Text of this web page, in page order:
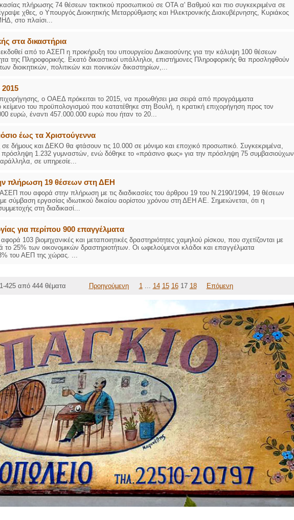
πλήρωσης 74 θέσεων τακτικού προσωπικού σε ΟΤΑ α' Βαθμού και πιο συγκεκριμένα σε
χθες, ο Υπουργός Διοικητικής Μεταρρύθμισης και Ηλεκτρονικής Διακυβέρνησης, Κυριάκος
στο πλαίσι...
στα δικαστήρια
από το ΑΣΕΠ η προκήρυξη του υπουργείου Δικαιοσύνης για την κάλυψη 100 θέσεων
της Πληροφορικής. Εκατό δικαστικοί υπάλληλοι, επιστήμονες Πληροφορικής θα προσληφθούν
διοικητικών, πολιτικών και ποινικών δικαστηρίων,...
ο ΟΑΕΔ πρόκειται το 2015, να προωθήσει μια σειρά από προγράμματα
του προϋπολογισμού που κατατέθηκε στη Βουλή, η κρατική επιχορήγηση προς τον
ευρώ, έναντι 457.000.000 ευρώ που ήταν το 20...
έως τα Χριστούγεννα
δήμους και ΔΕΚΟ θα φτάσουν τις 10.000 σε μόνιμο και εποχικό προσωπικό. Συγκεκριμένα,
πρόσληψη 1.232 γυμναστών, ενώ δόθηκε το «πράσινο φως» για την πρόσληψη 75 συμβασιούχων
σε υπηρεσίε...
πλήρωση 19 θέσεων στη ΔΕΗ
που αφορά στην πλήρωση με τις διαδικασίες του άρθρου 19 του Ν.2190/1994, 19 θέσεων
σύμβαση εργασίας ιδιωτικού δικαίου αορίστου χρόνου στη ΔΕΗ ΑΕ. Σημειώνεται, ότι η
στη διαδικασί...
για περίπου 900 επαγγέλματα
103 βιομηχανικές και μεταποιητικές δραστηριότητες χαμηλού ρίσκου, που σχετίζονται με
25% των οικονομικών δραστηριοτήτων. Οι ωφελούμενοι κλάδοι και επαγγέλματα
του ΑΕΠ της χώρας. ...
425 από 444 θέματα Προηγούμενη 1... 14 15 1617 18 Επόμενη